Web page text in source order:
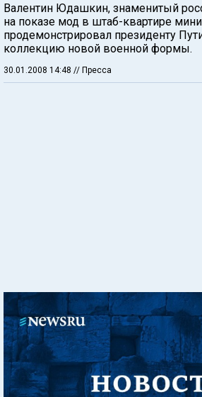
Валентин Юдашкин, знаменитый
на показе мод в штаб-квартире
продемонстрировал президенту
коллекцию новой военной формы.
30.01.2008 14:48 // Пресса